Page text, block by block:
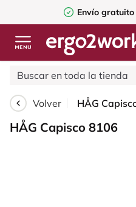
Envío gratuito
Volver
HÅG Capisco 8106